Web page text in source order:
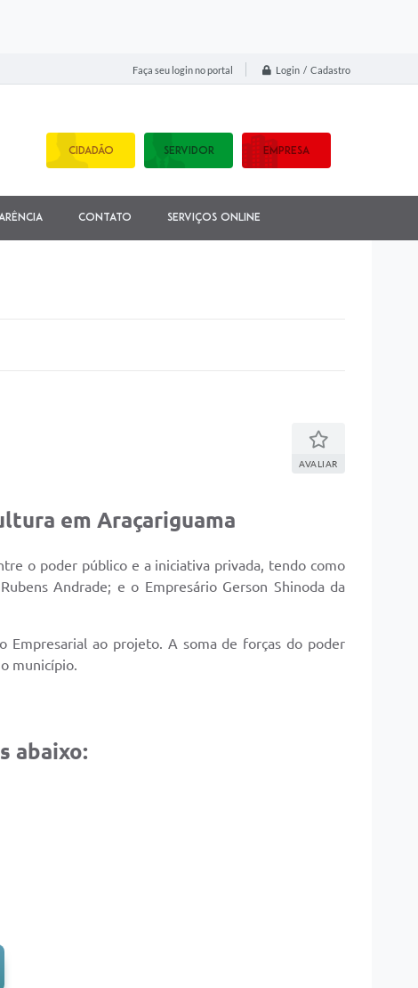
Faça seu login no portal Login / Cadastro
CIDADÃO SERVIDOR EMPRESA
Contato Serviços Online
AVALIAR
em Araçariguama
o poder público e a iniciativa privada, tendo como
Andrade; e o Empresário Gerson Shinoda da
Empresarial ao projeto. A soma de forças do poder
município.
abaixo: